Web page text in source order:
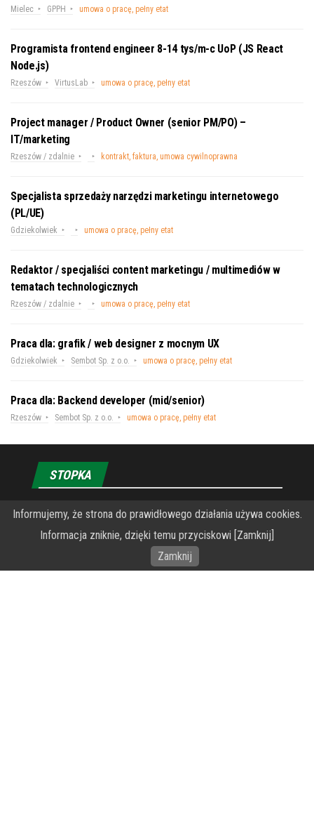
Mielec GPPH umowa o pracę, pełny etat
Programista frontend engineer 8-14 tys/m-c UoP (JS React
Node.js)
Rzeszów VirtusLab umowa o pracę, pełny etat
Project manager / Product Owner (senior PM/PO) –
IT/marketing
Rzeszów / zdalnie kontrakt, faktura, umowa cywilnoprawna
Specjalista sprzedaży narzędzi marketingu internetowego
(PL/UE)
Gdziekolwiek umowa o pracę, pełny etat
Redaktor / specjaliści content marketingu / multimediów w
tematach technologicznych
Rzeszów / zdalnie umowa o pracę, pełny etat
Praca dla: grafik / web designer z mocnym UX
Gdziekolwiek Sembot Sp. z o.o. umowa o pracę, pełny etat
Praca dla: Backend developer (mid/senior)
Rzeszów Sembot Sp. z o.o. umowa o pracę, pełny etat
STOPKA
O Fundacji PRZEkarpacie
Wykonanie portalu – specjaliści stron www WordPress
Informujemy, że strona do prawidłowego działania używa cookies.
Informacja zniknie, dzięki temu przyciskowi [Zamknij]
Zamknij